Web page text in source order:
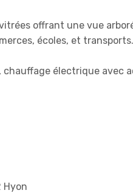
offrant une vue
écoles, et transports.
chauffage électrique avec
Hyon